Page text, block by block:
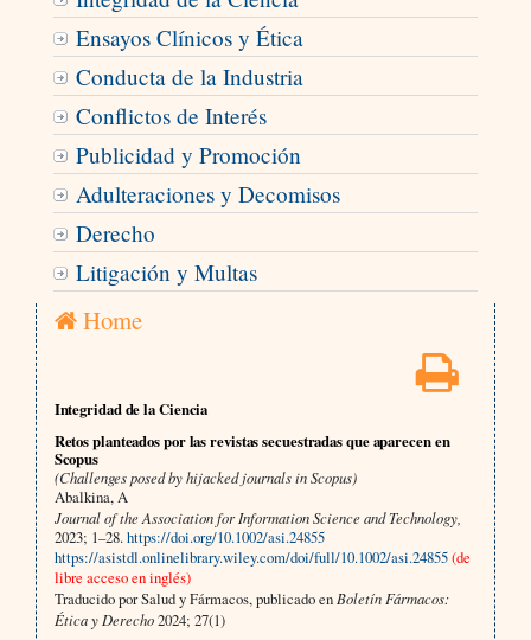
Ensayos Clínicos y Ética
Conducta de la Industria
Conflictos de Interés
Publicidad y Promoción
Adulteraciones y Decomisos
Derecho
Litigación y Multas
Home
Integridad de la Ciencia
Retos planteados por las revistas secuestradas que aparecen en
Scopus
(Challenges posed by hijacked journals in Scopus)
Abalkina, A
Journal of the Association for Information Science and Technology,
2023; 1–28.https://doi.org/10.1002/asi.24855
https://asistdl.onlinelibrary.wiley.com/doi/full/10.1002/asi.24855(de
libre acceso en inglés)
Traducido por Salud y Fármacos, publicado en Boletín Fármacos:
Ética y Derecho2024; 27(1)